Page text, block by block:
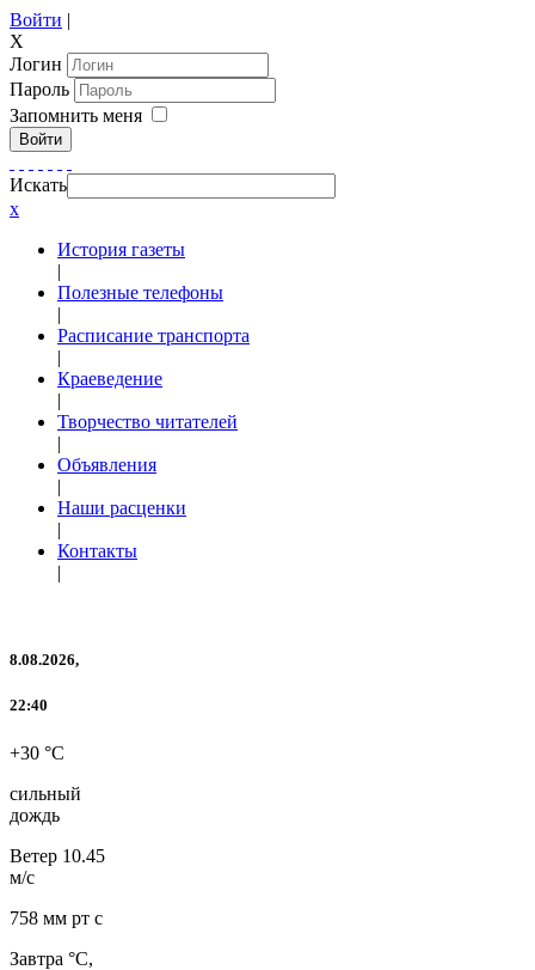
Войти |
X
Логин
Пароль
Запомнить меня
Войти
Искать
x
История газеты
|
Полезные телефоны
|
Расписание транспорта
|
Краеведение
|
Творчество читателей
|
Объявления
|
Наши расценки
|
Контакты
|
8.08.2026,
22:40
+30 °C
сильный
дождь
Ветер 10.45
м/с
758 мм рт с
Завтра °C,